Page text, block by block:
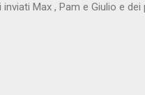
Max , Pam e Giulio e
quanto raccontano i nostri
"Bilderberg is mafia",